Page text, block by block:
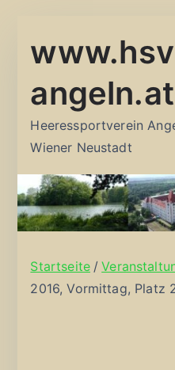
Inhalt
angeln.at
Heeressportverein
Wiener Neustadt
Startseite
2016, Vormittag, Platz